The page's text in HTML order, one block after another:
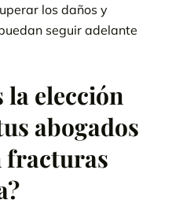
los daños y
seguir adelante
la elección
abogados
fracturas